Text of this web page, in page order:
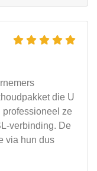
die U
ze
verbinding. De
via hun dus